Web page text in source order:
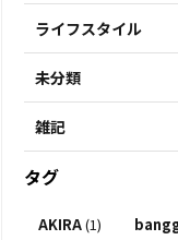
ライフスタイル
未分類
雑記
タグ
AKIRA(1)